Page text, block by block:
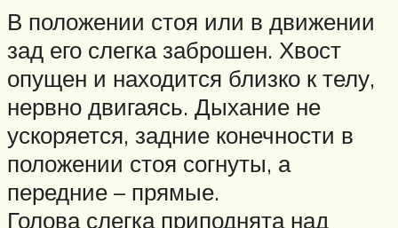
В положении стоя или в движении
зад его слегка заброшен. Хвост
опущен и находится близко к телу,
нервно двигаясь. Дыхание не
ускоряется, задние конечности в
положении стоя согнуты, а
передние – прямые.
Голова слегка приподнята над